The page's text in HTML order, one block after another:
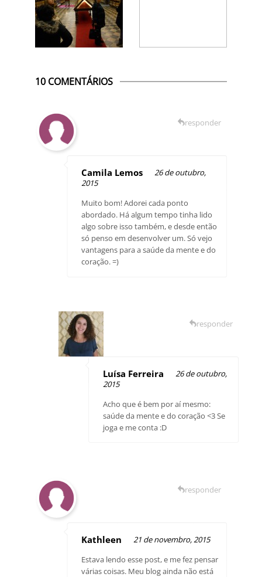
10 COMENTÁRIOS
Camila Lemos
26 de outubro,
2015
Muito bom! Adorei cada ponto
abordado. Há algum tempo tinha lido
algo sobre isso também, e desde então
só penso em desenvolver um. Só vejo
vantagens para a saúde da mente e do
coração. =)
responder
Luísa Ferreira
26 de outubro,
2015
Acho que é bem por aí mesmo:
saúde da mente e do coração <3 Se
joga e me conta :D
responder
Kathleen
21 de novembro, 2015
Estava lendo esse post, e me fez pensar
várias coisas. Meu blog ainda não está
responder